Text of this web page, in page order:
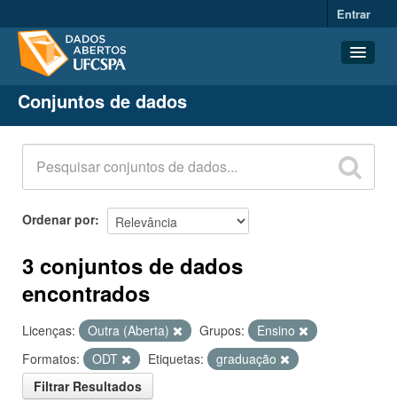
Entrar
Conjuntos de dados
Organizações
Grupos
Sobre
Conjuntos de dados
Ordenar por
3 conjuntos de dados
encontrados
Licenças: Outra (Aberta) Grupos:
Ensino
Formatos:
ODT Etiquetas:
graduação
Filtrar Resultados